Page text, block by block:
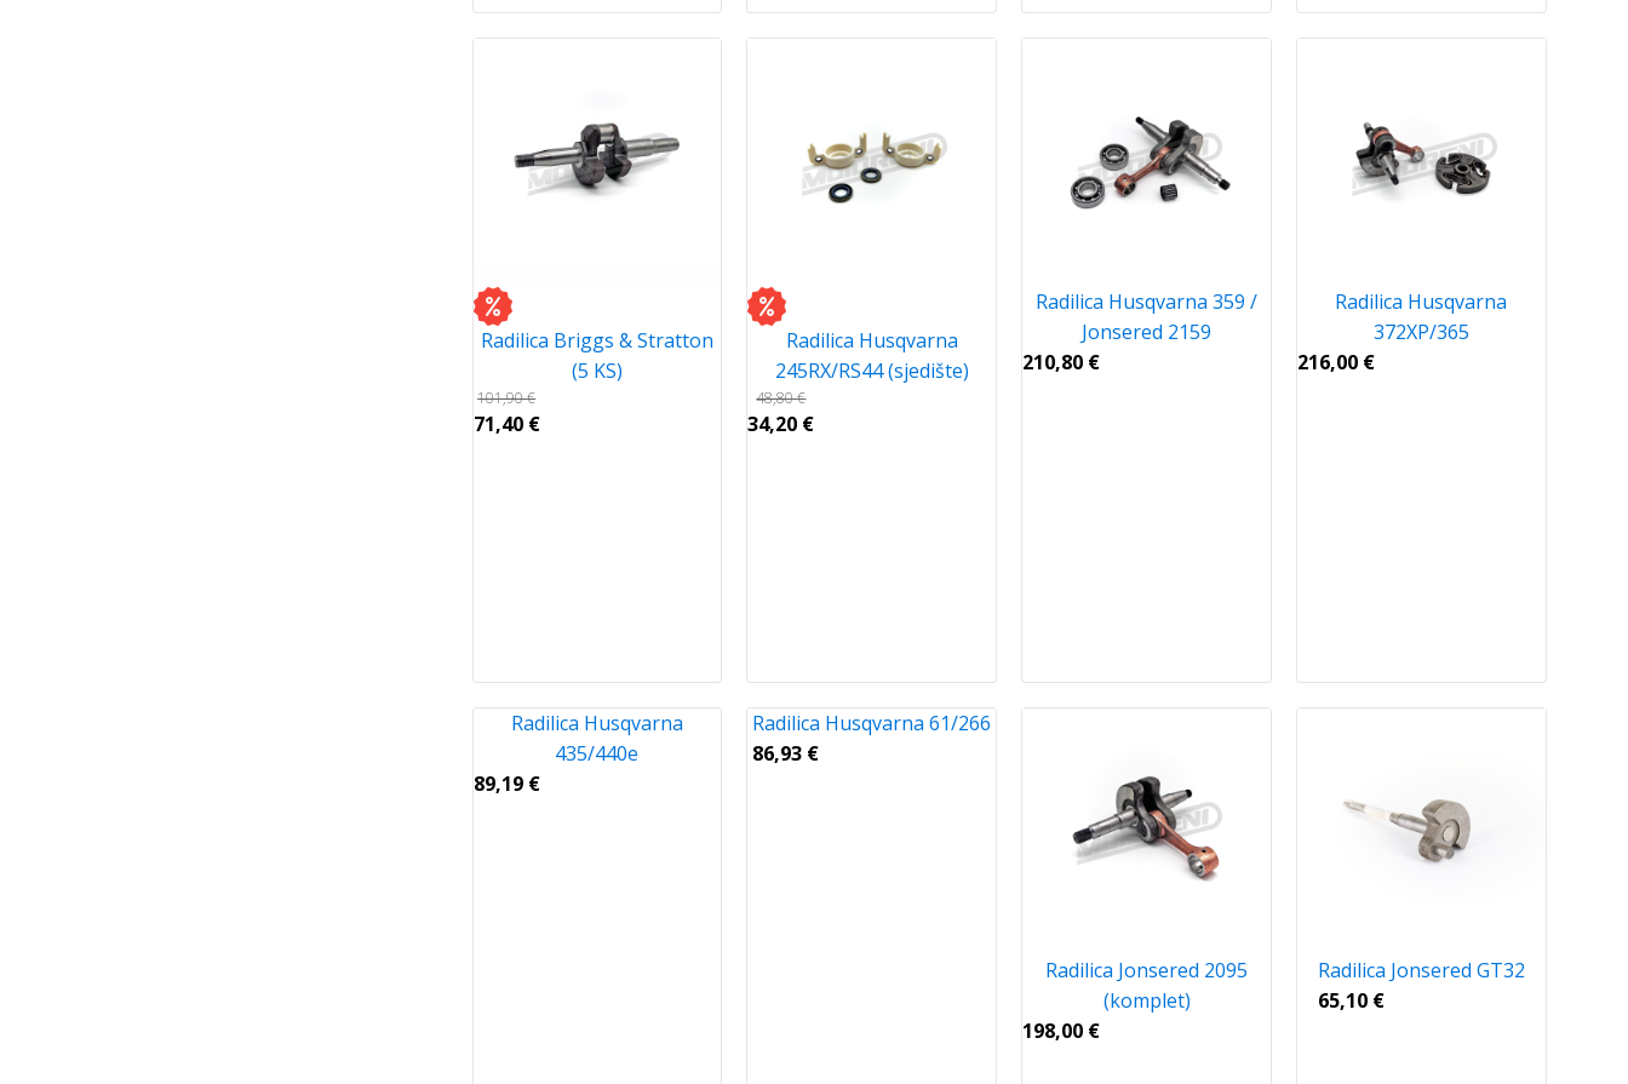
Radilica Briggs & Stratton
(5 KS)
101,90€
71,40 €
Radilica Husqvarna
245RX/RS44 (sjedište)
48,80€
34,20 €
Radilica Husqvarna 359 /
Jonsered 2159
210,80 €
Radilica Husqvarna
372XP/365
216,00 €
Radilica Husqvarna
435/440e
89,19 €
Radilica Husqvarna 61/266
86,93 €
Radilica Jonsered 2095
(komplet)
198,00 €
Radilica Jonsered GT32
65,10 €